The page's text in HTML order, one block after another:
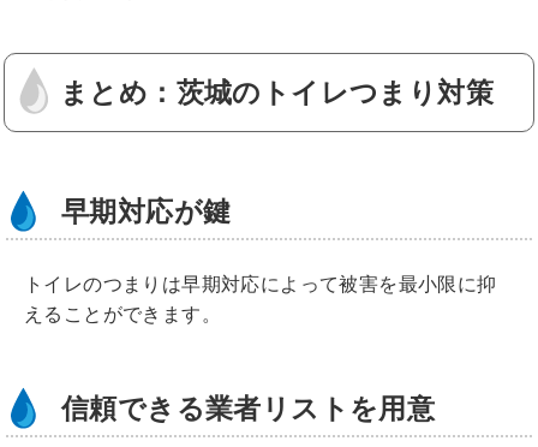
まとめ：茨城のトイレつまり対策
早期対応が鍵
トイレのつまりは早期対応によって被害を最小限に抑
えることができます。
信頼できる業者リストを用意